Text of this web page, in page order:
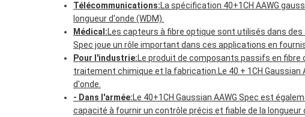
Télécommunications:La spécification 40+1CH AAWG
longueur d'onde (WDM).
Médical:Les capteurs à fibre optique sont utilisés dans des
Spec joue un rôle important dans ces applications en
Pour l'industrie:Le produit de composants passifs en
traitement chimique et la fabrication.Le 40 + 1CH
d'onde.
- Dans l'armée:Le 40+1CH Gaussian AAWG Spec est
capacité à fournir un contrôle précis et fiable de la